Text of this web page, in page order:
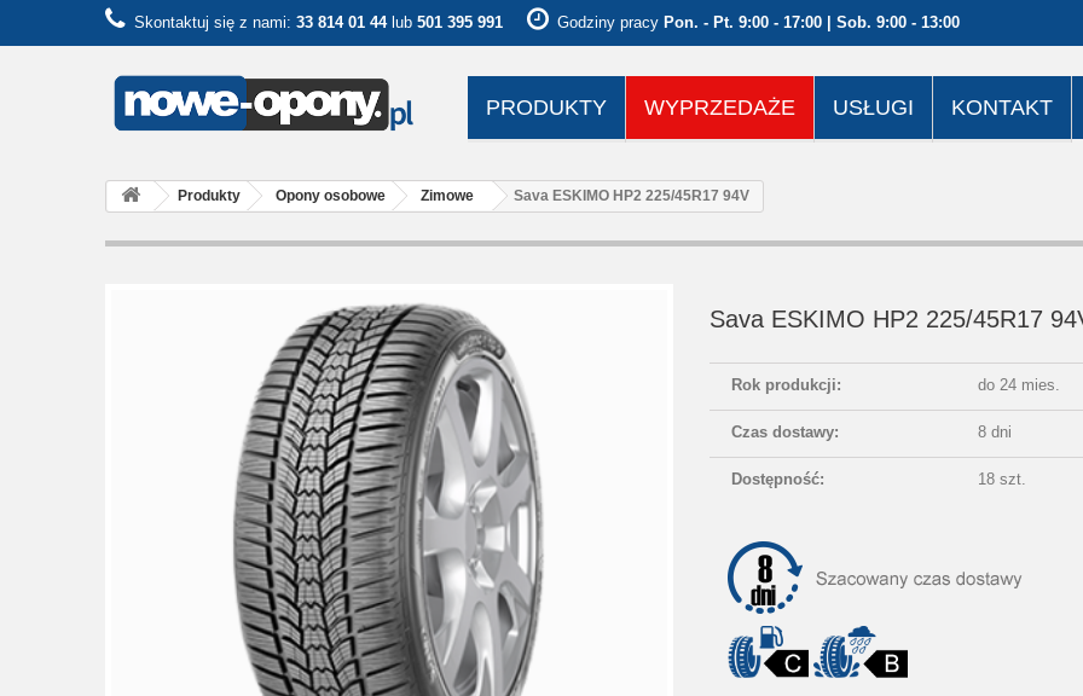
Skontaktuj się z nami: 33 814 01 44lub 501 395 991 Godziny pracy Pon. - Pt. 9:00 - 17:00 | Sob. 9:00 - 13:00
PRODUKTY WYPRZEDAŻE USŁUGI KONTAKT
Produkty Opony osobowe Zimowe Sava ESKIMO HP2 225/45R17 94V
Sava ESKIMO HP2 225/45R17
Rok produkcji: do 24 mies.
Czas dostawy: 8 dni
Dostępność: 18 szt.